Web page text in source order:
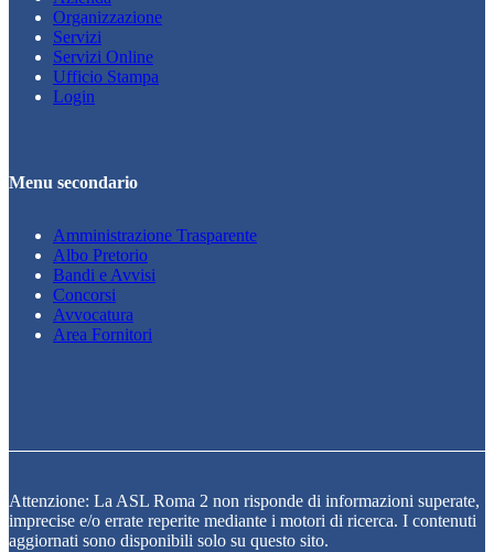
Organizzazione
Servizi
Servizi Online
Ufficio Stampa
Login
Menu secondario
Amministrazione Trasparente
Albo Pretorio
Bandi e Avvisi
Concorsi
Avvocatura
Area Fornitori
Attenzione: La ASL Roma 2 non risponde di informazioni superate,
imprecise e/o errate reperite mediante i motori di ricerca. I contenuti
aggiornati sono disponibili solo su questo sito.